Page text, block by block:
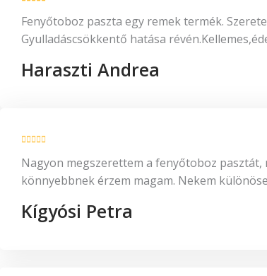
Fenyőtoboz paszta egy remek termék.
Gyulladáscsökkentő hatása
Haraszti Andrea
Nagyon megszerettem a fenyőtoboz
könnyebbnek érzem magam. Nekem
Kígyósi Petra